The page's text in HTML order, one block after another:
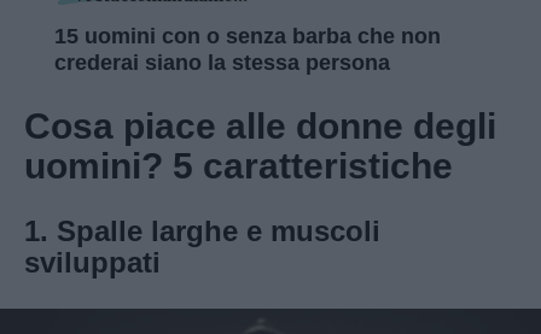
15 uomini con o senza barba che non
crederai siano la stessa persona
Cosa piace alle donne degli
uomini? 5 caratteristiche
1. Spalle larghe e muscoli
sviluppati